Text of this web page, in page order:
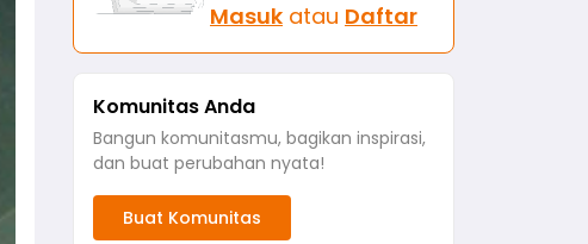
Masuk atau Daftar
Komunitas Anda
Bangun komunitasmu, bagikan inspirasi,
dan buat perubahan nyata!
Buat Komunitas